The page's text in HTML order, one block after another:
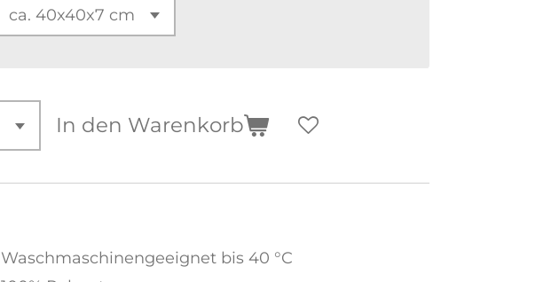
In den Warenkorb
Waschmaschinengeeignet bis 40 °C